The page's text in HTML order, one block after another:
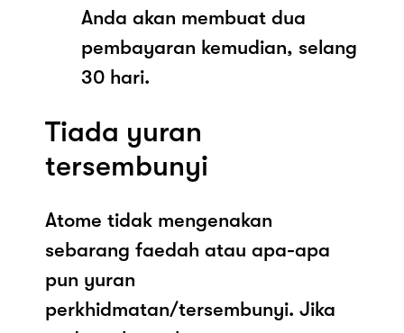
Anda akan membuat dua
pembayaran kemudian, selang
30 hari.
Tiada yuran
tersembunyi
Atome tidak mengenakan
sebarang faedah atau apa-apa
pun yuran
perkhidmatan/tersembunyi. Jika